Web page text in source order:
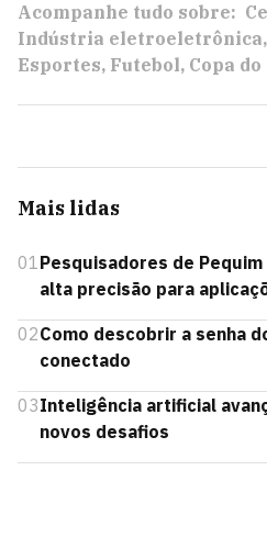
Acompanhe tudo sobre:
Indústria eletroeletrônica
Esportes Futebol Copa
Mais lidas
01Pesquisadores de
alta precisão para
02Como descobrir a senha
conectado
03Inteligência artificial
novos desafios